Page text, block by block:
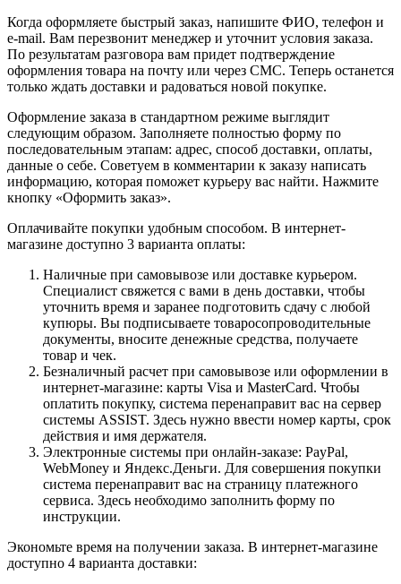
Когда оформляете быстрый заказ, напишите ФИО, телефон и
e-mail. Вам перезвонит менеджер и уточнит условия заказа.
По результатам разговора вам придет подтверждение
оформления товара на почту или через СМС. Теперь останется
только ждать доставки и радоваться новой покупке.
Оформление заказа в стандартном режиме выглядит
следующим образом. Заполняете полностью форму по
последовательным этапам: адрес, способ доставки, оплаты,
данные о себе. Советуем в комментарии к заказу написать
информацию, которая поможет курьеру вас найти. Нажмите
кнопку «Оформить заказ».
Оплачивайте покупки удобным способом. В интернет-
магазине доступно 3 варианта оплаты:
Наличные при самовывозе или доставке курьером.
Специалист свяжется с вами в день доставки, чтобы
уточнить время и заранее подготовить сдачу с любой
купюры. Вы подписываете товаросопроводительные
документы, вносите денежные средства, получаете
товар и чек.
Безналичный расчет при самовывозе или оформлении в
интернет-магазине: карты Visa и MasterCard. Чтобы
оплатить покупку, система перенаправит вас на сервер
системы ASSIST. Здесь нужно ввести номер карты, срок
действия и имя держателя.
Электронные системы при онлайн-заказе: PayPal,
WebMoney и Яндекс.Деньги. Для совершения покупки
система перенаправит вас на страницу платежного
сервиса. Здесь необходимо заполнить форму по
инструкции.
Экономьте время на получении заказа. В интернет-магазине
доступно 4 варианта доставки: